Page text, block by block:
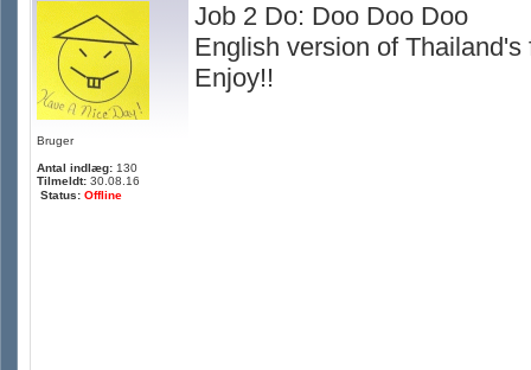
Bruger
Antal indlæg: 130
Tilmeldt: 30.08.16
Status: Offline
Job 2 Do: Doo Doo Doo
English version of
Enjoy!!